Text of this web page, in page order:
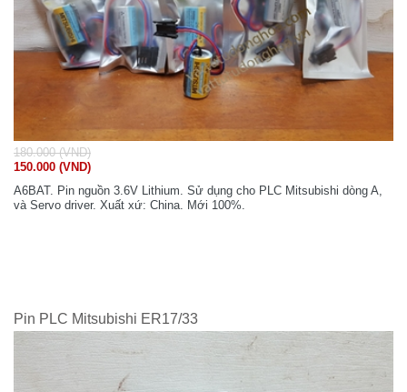
180.000 (VND)
150.000 (VND)
A6BAT. Pin nguồn 3.6V Lithium. Sử dụng cho PLC Mitsubishi dòng A,
và Servo driver. Xuất xứ: China. Mới 100%.
Pin PLC Mitsubishi ER17/33